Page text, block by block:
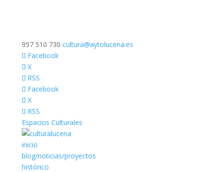
957 510 730 cultura@aytolucena.es
Facebook
X
RSS
Facebook
X
RSS
Espacios Culturales
inicio
blog/noticias/proyectos
histórico